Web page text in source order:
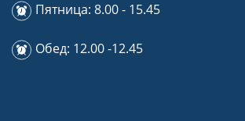
Пятница: 8.00 - 15.45
Обед: 12.00 -12.45